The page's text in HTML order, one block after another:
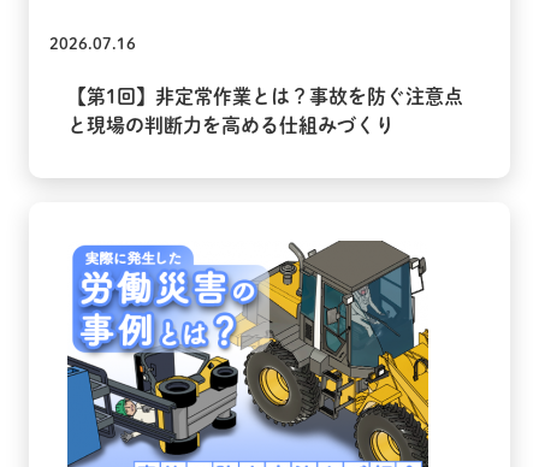
2026.07.16
【第1回】非定常作業とは？事故を防ぐ注意点
と現場の判断力を高める仕組みづくり